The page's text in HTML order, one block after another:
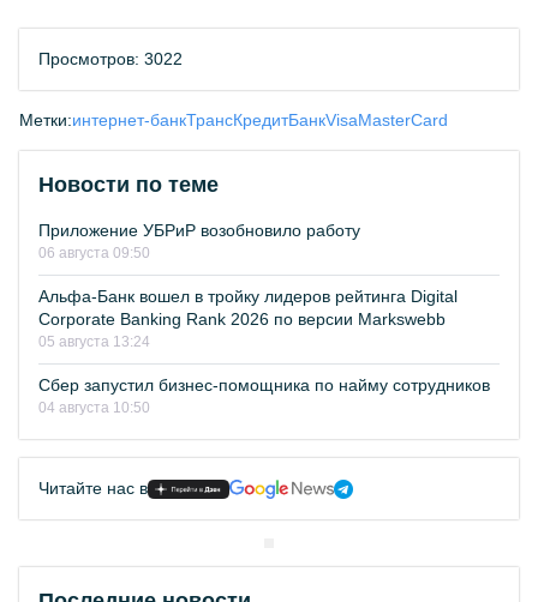
Просмотров: 3022
Метки:интернет-банкТрансКредитБанкVisaMasterCard
Новости по теме
Приложение УБРиР возобновило работу
06 августа 09:50
Альфа-Банк вошел в тройку лидеров рейтинга Digital
Corporate Banking Rank 2026 по версии Markswebb
05 августа 13:24
Сбер запустил бизнес-помощника по найму сотрудников
04 августа 10:50
Читайте нас в